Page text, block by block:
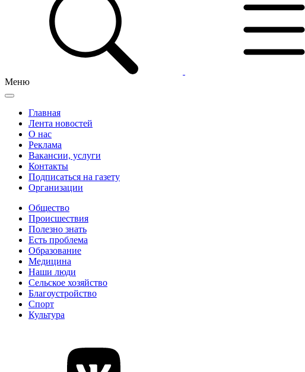
Меню
Главная
Лента новостей
О нас
Реклама
Вакансии, услуги
Контакты
Подписаться на газету
Организации
Общество
Происшествия
Полезно знать
Есть проблема
Образование
Медицина
Наши люди
Сельское хозяйство
Благоустройство
Спорт
Культура